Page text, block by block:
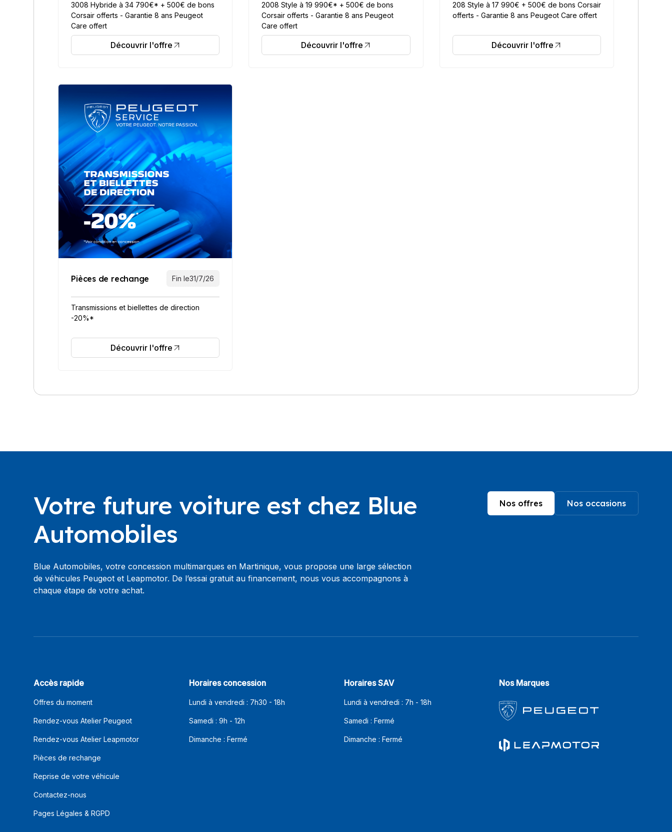
3008 Hybride à 34 790€* + 500€ de bons
Corsair offerts - Garantie 8 ans Peugeot
Care offert
Découvrir l'offre
2008 Style à 19 990€* + 500€ de bons
Corsair offerts - Garantie 8 ans Peugeot
Care offert
Découvrir l'offre
208 Style à 17 990€ + 500€ de bons Corsair
offerts - Garantie 8 ans Peugeot Care offert
Découvrir l'offre
Pièces de rechange Fin le31/7/26
Transmissions et biellettes de direction
-20%*
Découvrir l'offre
Votre future voiture est chez Blue
Automobiles
Blue Automobiles, votre concession multimarques en Martinique, vous propose une large sélection
de véhicules Peugeot et Leapmotor. De l’essai gratuit au financement, nous vous accompagnons à
chaque étape de votre achat.
Nos offres Nos occasions
Accès rapide
Offres du moment
Rendez-vous Atelier Peugeot
Rendez-vous Atelier Leapmotor
Pièces de rechange
Reprise de votre véhicule
Contactez-nous
Pages Légales & RGPD
Horaires concession
Lundi à vendredi : 7h30 - 18h
Samedi : 9h - 12h
Dimanche : Fermé
Horaires SAV
Lundi à vendredi : 7h - 18h
Samedi : Fermé
Dimanche : Fermé
Nos Marques